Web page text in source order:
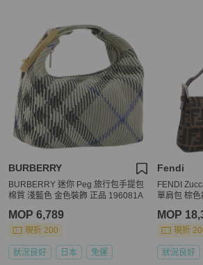
BURBERRY
BURBERRY 迷你 Peg 旅行包手提包
棉質 淺藍色 金色裝飾 正品 196081A
MOP 6,789
現折 200
狀況良好 日本 免運
Fendi
FENDI
單肩包 棕
MOP
現折
狀況良好